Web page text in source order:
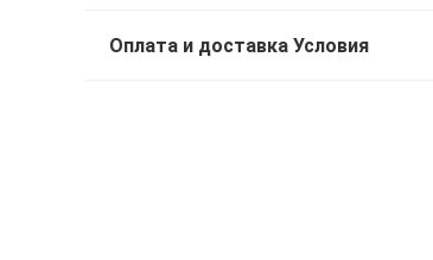
Оплата и доставка Условия